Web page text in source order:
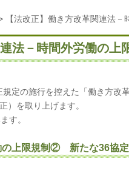
【法改正】働き方改革関連法
連法－時間外労働の
定の施行を控えた「働き方改
）を取り上げます。
す。
限規制② 新たな36協